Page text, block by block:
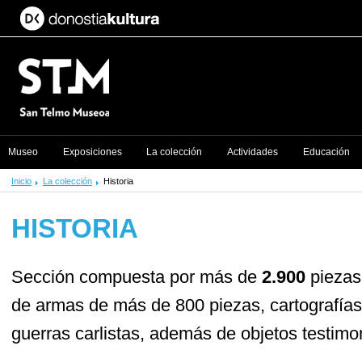
Inicio La colección Historia
HISTORIA
Sección compuesta por más de 2.900
de armas de más de 800 piezas,
guerras carlistas, además de objetos
Museo Exposiciones La colección Actividades Educación